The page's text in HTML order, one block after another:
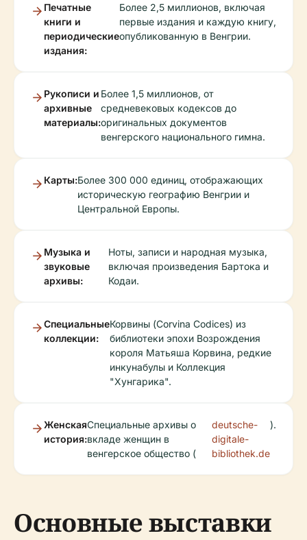
Печатные
книги и
периодические
издания:
Более 2,5 миллионов, включая
первые издания и каждую книгу,
опубликованную в Венгрии.
Рукописи и
архивные
материалы:
Более 1,5 миллионов, от
средневековых кодексов до
оригинальных документов
венгерского национального гимна.
Карты:Более 300 000 единиц, отображающих
историческую географию Венгрии и
Центральной Европы.
Музыка и
звуковые
архивы:
Ноты, записи и народная музыка,
включая произведения Бартока и
Кодаи.
Специальные
коллекции:
Корвины (Corvina Codices) из
библиотеки эпохи Возрождения
короля Матьяша Корвина, редкие
инкунабулы и Коллекция
"Хунгарика".
Женская
история:
Специальные архивы о
вкладе женщин в
венгерское общество (
deutsche-
digitale-
bibliothek.de
).
Основные выставки